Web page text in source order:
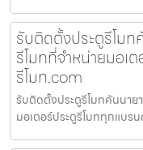
รับติดตั้งประตูรีโมท
รีโมทที่จำหน่ายมอเ
รีโมท.com
รับติดตั้งประตูรีโมทคันนาย
มอเตอร์ประตูรีโมททุกแบ